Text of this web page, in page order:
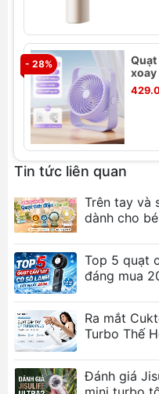
sức khỏe.
trạng ẩm
làm mát
Thiết kế đeo cổ
Quạt được
nhẹ, vừa
quanh cổ và
giác thoải
bách, ngay
dài.
Dung lượng pin
Với dung
thể hoạt
mỗi lần sạc
có đủ thời
ngày dài
ngột.
Nhiều chế độ gió
- 28%
Quạt
xoay
Tin tức liên quan
Trên tay và
dành cho
Top 5 quạt
đáng mua
Ra mắt
Turbo Thế
Đánh giá